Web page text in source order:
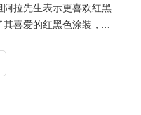
拉先生表示更喜欢红黑
喜爱的红黑色涂装，并
ALA先生拍摄了整个过
材料以供使用的材料开